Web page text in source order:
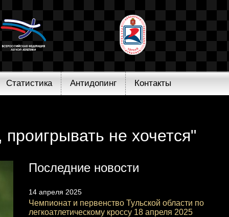
Статистика Антидопинг Контакты
не хочется"
Последние новости
14 апреля 2025
Чемпионат и первенство Тульской области по
легкоатлетическому кроссу 18 апреля 2025